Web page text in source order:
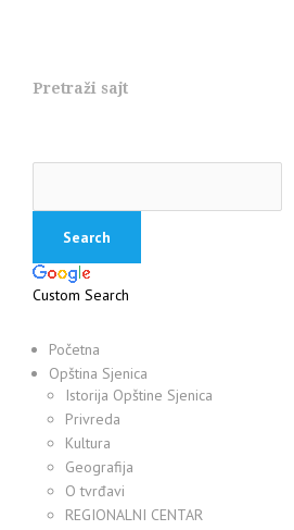
Pretraži sajt
Custom Search
Početna
Opština Sjenica
Istorija Opštine Sjenica
Privreda
Kultura
Geografija
O tvrđavi
REGIONALNI CENTAR